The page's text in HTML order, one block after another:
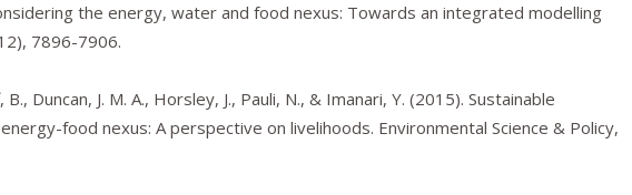
the energy, water and food nexus: Towards an integrated modelling
7896-7906.
Duncan, J. M. A., Horsley, J., Pauli, N., & Imanari, Y. (2015). Sustainable
food nexus: A perspective on livelihoods. Environmental Science & Policy,